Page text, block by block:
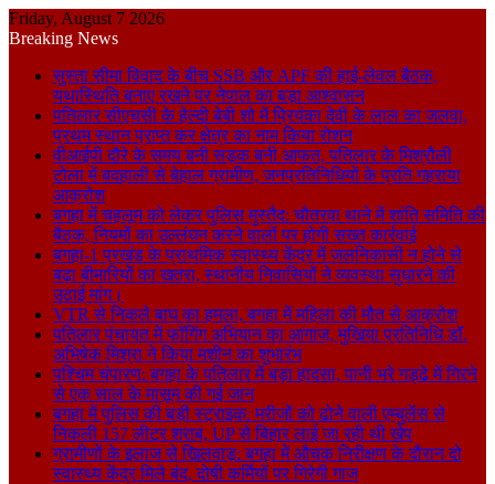
Friday, August 7 2026
Breaking News
सुस्ता सीमा विवाद के बीच SSB और APF की हाई-लेवल बैठक,
यथास्थिति बनाए रखने पर नेपाल का बड़ा आश्वासन
पतिलार सीएचसी के हेल्दी बेबी शो में प्रियंका देवी के लाल का जलवा,
प्रथम स्थान प्राप्त कर क्षेत्र का नाम किया रोशन
वीआईपी दौरे के समय बनी सड़क बनी आफत, पतिलार के मिश्रौली
टोला में बदहाली से बेहाल ग्रामीण, जनप्रतिनिधियों के प्रति गहराया
आक्रोश
बगहा में चहलूम को लेकर पुलिस मुस्तैद: चौतरवा थाने में शांति समिति की
बैठक, नियमों का उल्लंघन करने वालों पर होगी सख्त कार्रवाई
बगहा-1 प्रखंड के प्राथमिक स्वास्थ्य केंद्र में जलनिकासी न होने से
बढ़ा बीमारियों का खतरा, स्थानीय निवासियों ने व्यवस्था सुधारने की
उठाई मांग।
VTR से निकले बाघ का हमला, बगहा में महिला की मौत से आक्रोश
पतिलार पंचायत में फॉगिंग अभियान का आगाज, मुखिया प्रतिनिधि डॉ.
अभिषेक मिश्रा ने किया मशीन का शुभारंभ
पश्चिम चंपारण: बगहा के पतिलार में बड़ा हादसा, पानी भरे गड्ढे में गिरने
से एक साल के मासूम की गई जान
बगहा में पुलिस की बड़ी स्ट्राइक: मरीजों को ढोने वाली एम्बुलेंस से
निकली 157 लीटर शराब, UP से बिहार लाई जा रही थी खेप
ग्रामीणों के इलाज से खिलवाड़: बगहा में औचक निरीक्षण के दौरान दो
स्वास्थ्य केंद्र मिले बंद, दोषी कर्मियों पर गिरेगी गाज